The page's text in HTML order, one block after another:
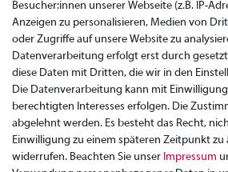
Besucher:innen unserer Webseite (z.B. IP-
Anzeigen zu personalisieren, Medien von
oder Zugriffe auf unsere Website zu
Datenverarbeitung erfolgt erst durch
diese Daten mit Dritten, die wir in den
Die Datenverarbeitung kann mit
berechtigten Interesses erfolgen. Die
abgelehnt werden. Es besteht das Recht,
Einwilligung zu einem späteren Zeitpunkt zu
widerrufen. Beachten Sie unser Impressum